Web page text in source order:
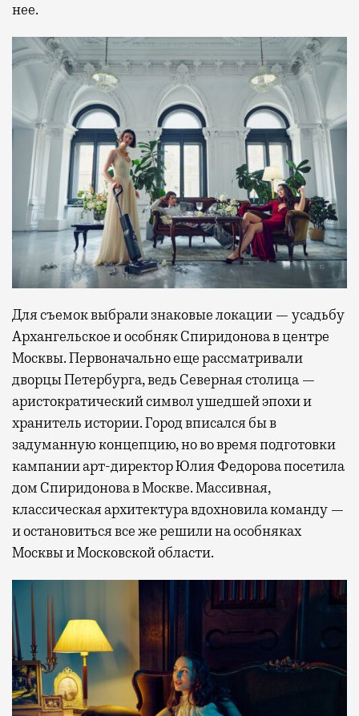
нее.
Для съемок выбрали знаковые локации — усадьбу
Архангельское и особняк Спиридонова в центре
Москвы. Первоначально еще рассматривали
дворцы Петербурга, ведь Северная столица —
аристократический символ ушедшей эпохи и
хранитель истории. Город вписался бы в
задуманную концепцию, но во время подготовки
кампании арт-директор Юлия Федорова посетила
дом Спиридонова в Москве. Массивная,
классическая архитектура вдохновила команду —
и остановиться все же решили на особняках
Москвы и Московской области.